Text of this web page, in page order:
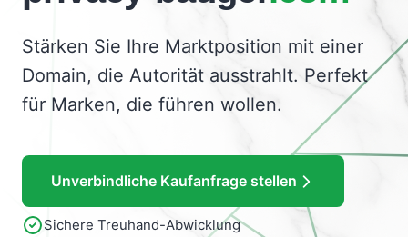
Stärken Sie Ihre Marktposition mit einer
Domain, die Autorität ausstrahlt. Perfekt
für Marken, die führen wollen.
Unverbindliche Kaufanfrage stellen
Sichere Treuhand-Abwicklung